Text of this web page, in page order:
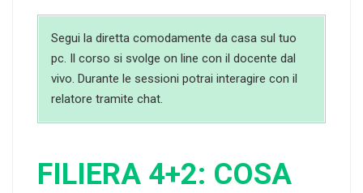
Segui la diretta comodamente da casa sul tuo
pc. Il corso si svolge on line con il docente dal
vivo. Durante le sessioni potrai interagire con il
relatore tramite chat.
FILIERA 4+2: COSA